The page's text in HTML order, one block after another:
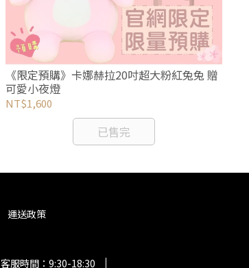
《限定預購》卡娜赫拉20吋超大粉紅兔兔 贈
可愛小夜燈
NT$1,600
已售完
運送政策
客服時間：9:30-18:30